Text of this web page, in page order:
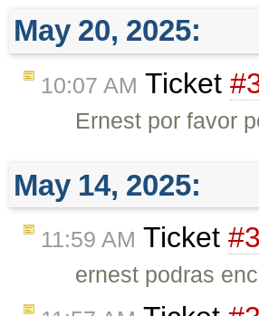
May 20, 2025:
10:07 AM Ticket
Ernest por favor
May 14, 2025:
11:59 AM Ticket
ernest podras